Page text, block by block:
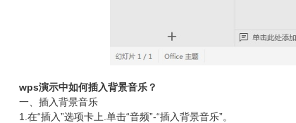
wps演示中如何插入背景音乐？
一、插入背景音乐
1.在“插入”选项卡上.单击“音频”-“插入背景音乐”。